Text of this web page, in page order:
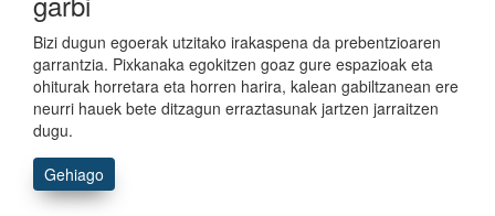
Bizi dugun egoerak utzitako irakaspena da prebentzioaren
garrantzia. Pixkanaka egokitzen goaz gure espazioak eta
ohiturak horretara eta horren harira, kalean gabiltzanean ere
neurri hauek bete ditzagun erraztasunak jartzen jarraitzen
dugu.
Gehiago